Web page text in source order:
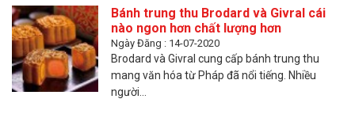
Bánh trung thu Brodard và Givral cái
nào ngon hơn chất lượng hơn
Ngày Đăng : 14-07-2020
Brodard và Givral cung cấp bánh trung thu
mang văn hóa từ Pháp đã nổi tiếng. Nhiều
người...